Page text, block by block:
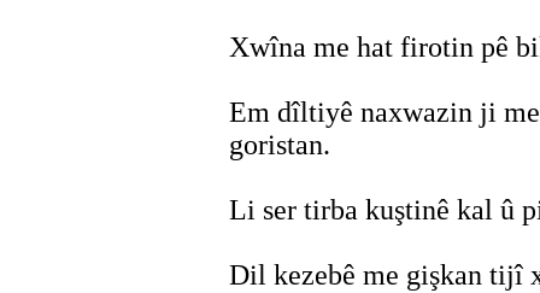
Xwîna me hat firotin pê
Em dîltiyê naxwazin ji
goristan.
Li ser tirba kuştinê kal û
Dil kezebê me gişkan tijî